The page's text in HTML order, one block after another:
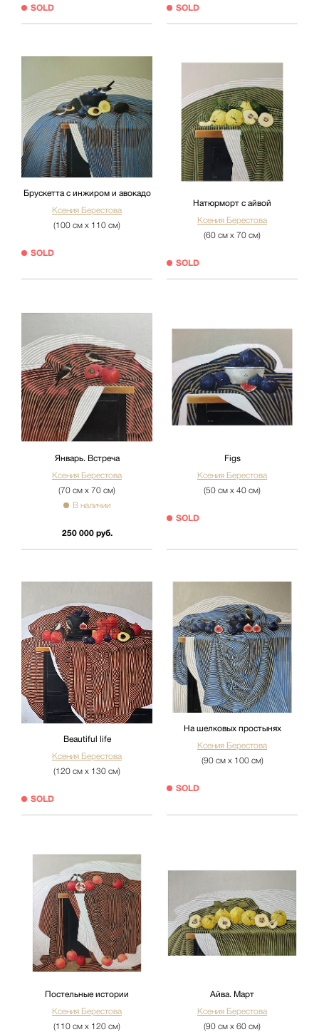
SOLD SOLD
Брускетта с инжиром и авокадо
Ксения Берестова
(100 см х 110 см)
SOLD
Натюрморт с айвой
Ксения Берестова
(60 см х 70 см)
SOLD
Январь. Встреча
Ксения Берестова
(70 см х 70 см)
В наличии
250 000 руб.
Figs
Ксения Берестова
(50 см х 40 см)
SOLD
Beautiful life
Ксения Берестова
(120 см х 130 см)
SOLD
На шелковых простынях
Ксения Берестова
(90 см х 100 см)
SOLD
Постельные истории
Ксения Берестова
(110 см х 120 см)
Айва. Март
Ксения Берестова
(90 см х 60 см)